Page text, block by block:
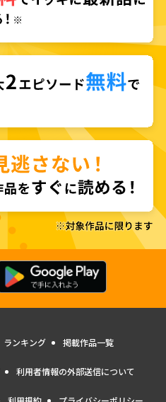
ランキング 掲載作品一覧
利用者情報の外部送信について